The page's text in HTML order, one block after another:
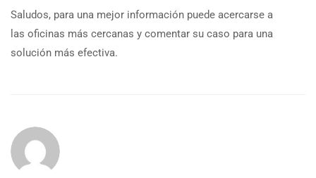
Saludos, para una mejor información puede acercarse a
las oficinas más cercanas y comentar su caso para una
solución más efectiva.